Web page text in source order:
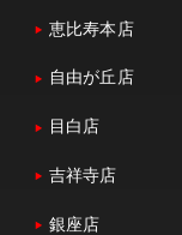
恵比寿本店
自由が丘店
目白店
吉祥寺店
銀座店